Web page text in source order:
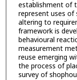
establishment of
represent uses
altering to
framework is
behavioural
measurement
reuse emerging
the process of
survey of